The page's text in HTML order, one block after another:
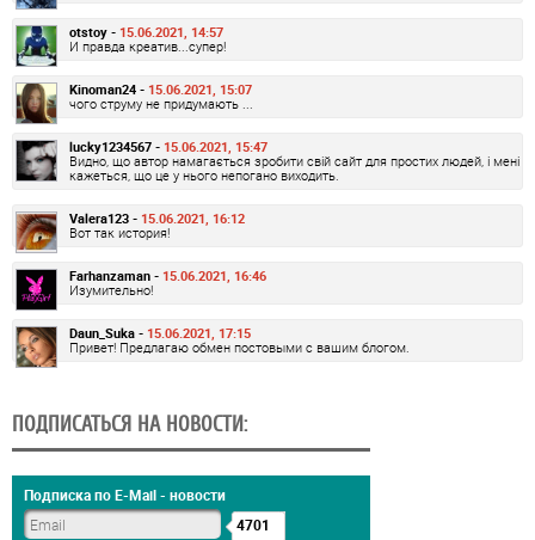
otstoy - 15.06.2021, 14:57
И правда креатив...супер!
Kinoman24 - 15.06.2021, 15:07
чого струму не придумають ...
lucky1234567 - 15.06.2021, 15:47
Видно, що автор намагається зробити свій сайт для простих людей, і мені
кажеться, що це у нього непогано виходить.
Valera123 - 15.06.2021, 16:12
Вот так история!
Farhanzaman - 15.06.2021, 16:46
Изумительно!
Daun_Suka - 15.06.2021, 17:15
Привет! Предлагаю обмен постовыми с вашим блогом.
ПОДПИСАТЬСЯ НА НОВОСТИ:
Подписка по E-Mail - новости
4701